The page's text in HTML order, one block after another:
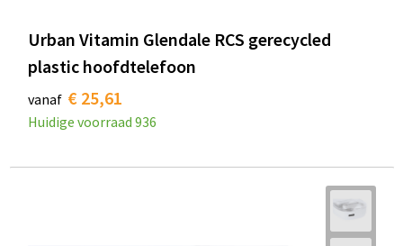
Urban Vitamin Glendale RCS gerecycled
plastic hoofdtelefoon
vanaf € 25,61
Huidige voorraad 936